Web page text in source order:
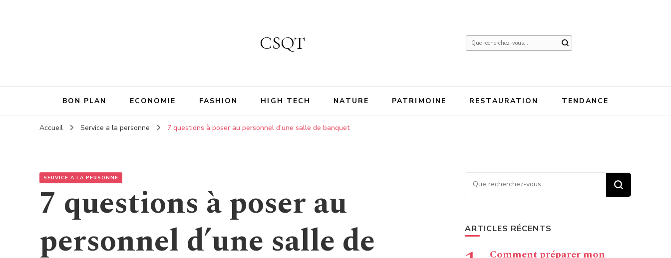
CSQT
Vous
BON PLAN ECONOMIE FASHION HIGH TECH NATURE PATRIMOINE RESTAURATION TENDANCE
Accueil Service a la personne 7 questions à poser au personnel d’une salle de banquet
SERVICE A LA PERSONNE
7 questions à poser au
personnel d’une salle de
Vous recherchiez quelque
chose ?
ARTICLES RÉCENTS
Comment préparer mon